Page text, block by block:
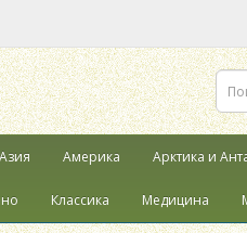
Азия Америка Арктика и
Классика Медицина